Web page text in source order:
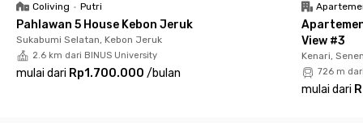
Ingin hangout ke mal? Plaza Senayan maupun Senayan City
bisa dicapai dalam 10 menit, atau mampir ke Mal Taman
Anggrek dan Central Park hanya 15 menit berkendara. Nggak
perlu takut kesulitan menemukan kebutuhan sehari-hari atau
bulanan karena kost Palmerah ini dekat mini market juga Pasar
Coliving • Putri
Pahlawan 5 House Kebon Jeruk
Sukabumi Selatan, Kebon Jeruk
2.6 km dari BINUS University
mulai dari Rp1.700.000 /bulan
View #3
Kenari,
726 m
mulai dari